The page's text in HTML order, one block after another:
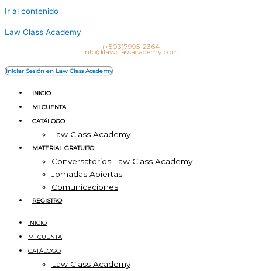
Ir al contenido
Law Class Academy
(+503)7995-2364
info@lawclassacademy.com
Iniciar Sesión en Law Class Academy
INICIO
MI CUENTA
CATÁLOGO
Law Class Academy
MATERIAL GRATUITO
Conversatorios Law Class Academy
Jornadas Abiertas
Comunicaciones
REGISTRO
INICIO
MI CUENTA
CATÁLOGO
Law Class Academy